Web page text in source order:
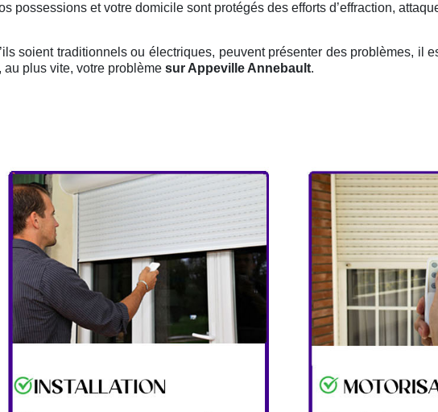
possessions et votre domicile sont protégés des efforts d’effraction,
soient traditionnels ou électriques, peuvent présenter des problèmes, il
au plus vite, votre problème sur Appeville Annebault.